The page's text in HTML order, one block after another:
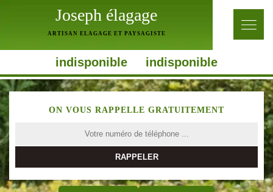
Joseph élagage
ARTISAN ELAGAGE ET PAYSAGISTE
indisponible indisponible
ON VOUS RAPPELLE GRATUITEMENT